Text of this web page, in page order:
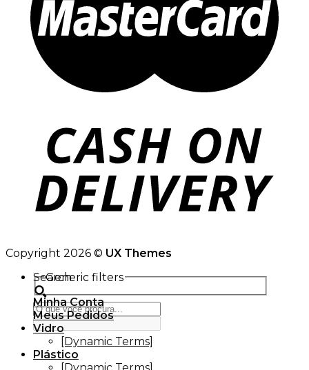
Copyright 2026 © UX Themes
Search
Generic filters
Minha Conta
Meus Pedidos
Vidro
[Dynamic Terms]
Plástico